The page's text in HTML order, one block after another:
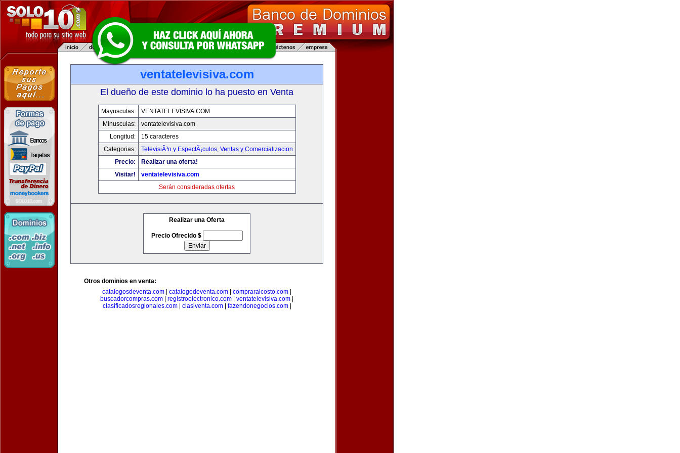
ventatelevisiva.com
El dueño de este dominio lo ha puesto en Venta
Mayusculas:
VENTATELEVISIVA.COM
Minusculas:
ventatelevisiva.com
Longitud:
15 caracteres
Categorias:
TelevisiÃ³n y EspectÃ¡culos, Ventas y Comercializacion
Precio:
Realizar una oferta!
Visitar!
ventatelevisiva.com
Serán consideradas ofertas
Realizar una Oferta
Precio Ofrecido $
Otros dominios en venta:
catalogosdeventa.com
catalogodeventa.com compraralcosto.com
buscadorcompras.com
registroelectronico.com ventatelevisiva.com
clasificadosregionales.com| clasiventa.com| fazendonegocios.com|